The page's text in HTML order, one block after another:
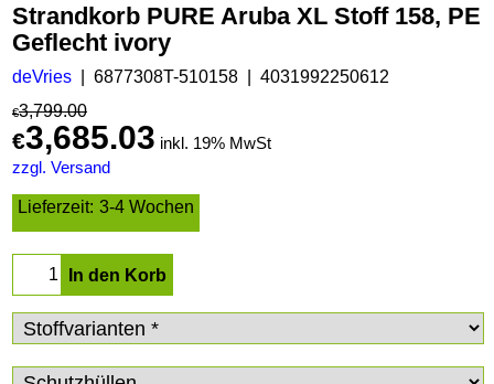
Strandkorb PURE Aruba XL Stoff 158, PE
Geflecht ivory
deVries 6877308T-510158 4031992250612
€3,799.00
€3,685.03 inkl. 19% MwSt
zzgl. Versand
Lieferzeit: 3-4 Wochen
In den Korb